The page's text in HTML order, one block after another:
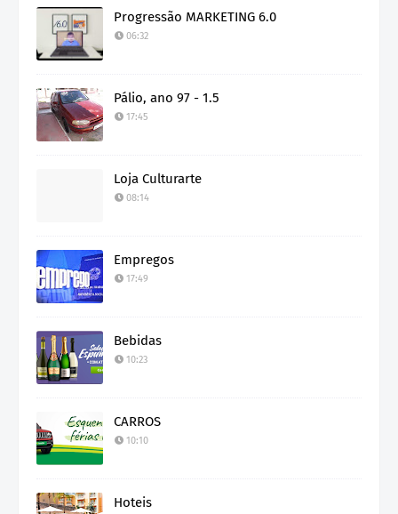
Progressão MARKETING 6.0
06:32
Pálio, ano 97 - 1.5
17:45
Loja Culturarte
08:14
Empregos
17:49
Bebidas
10:23
CARROS
10:10
Hoteis